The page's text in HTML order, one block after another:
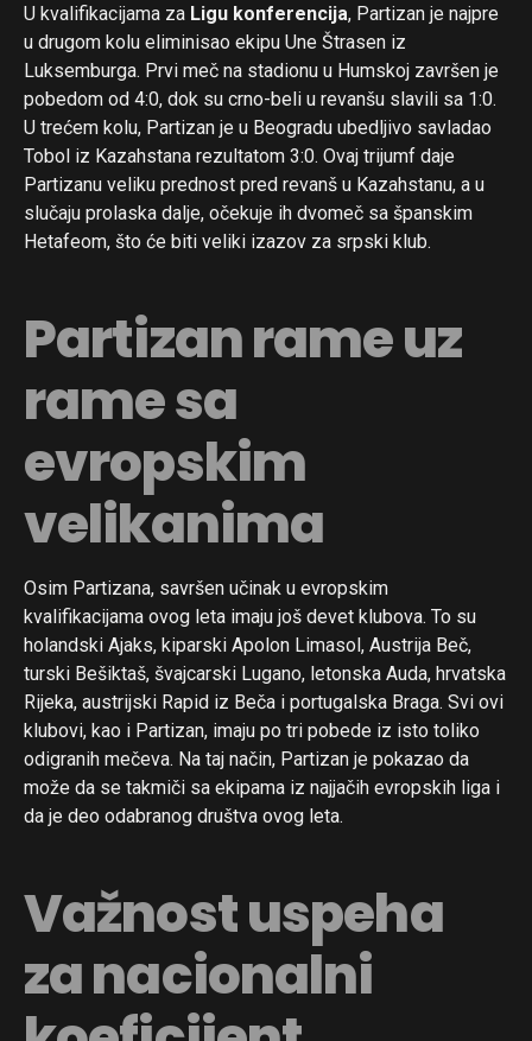
U kvalifikacijama za Ligu konferencija, Partizan je najpre
u drugom kolu eliminisao ekipu Une Štrasen iz
Luksemburga. Prvi meč na stadionu u Humskoj završen je
pobedom od 4:0, dok su crno-beli u revanšu slavili sa 1:0.
U trećem kolu, Partizan je u Beogradu ubedljivo savladao
Tobol iz Kazahstana rezultatom 3:0. Ovaj trijumf daje
Partizanu veliku prednost pred revanš u Kazahstanu, a u
slučaju prolaska dalje, očekuje ih dvomeč sa španskim
Hetafeom, što će biti veliki izazov za srpski klub.
Partizan rame uz
rame sa
evropskim
velikanima
Osim Partizana, savršen učinak u evropskim
kvalifikacijama ovog leta imaju još devet klubova. To su
holandski Ajaks, kiparski Apolon Limasol, Austrija Beč,
turski Bešiktaš, švajcarski Lugano, letonska Auda, hrvatska
Rijeka, austrijski Rapid iz Beča i portugalska Braga. Svi ovi
klubovi, kao i Partizan, imaju po tri pobede iz isto toliko
odigranih mečeva. Na taj način, Partizan je pokazao da
može da se takmiči sa ekipama iz najjačih evropskih liga i
da je deo odabranog društva ovog leta.
Važnost uspeha
za nacionalni